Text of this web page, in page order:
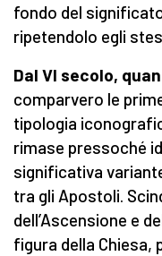
fondo del
ripetendolo egli
Dal VI secolo,
comparvero le
tipologia
rimase pressoché
significativa
tra gli Apostoli.
dell’Ascensione e
figura della Chiesa,